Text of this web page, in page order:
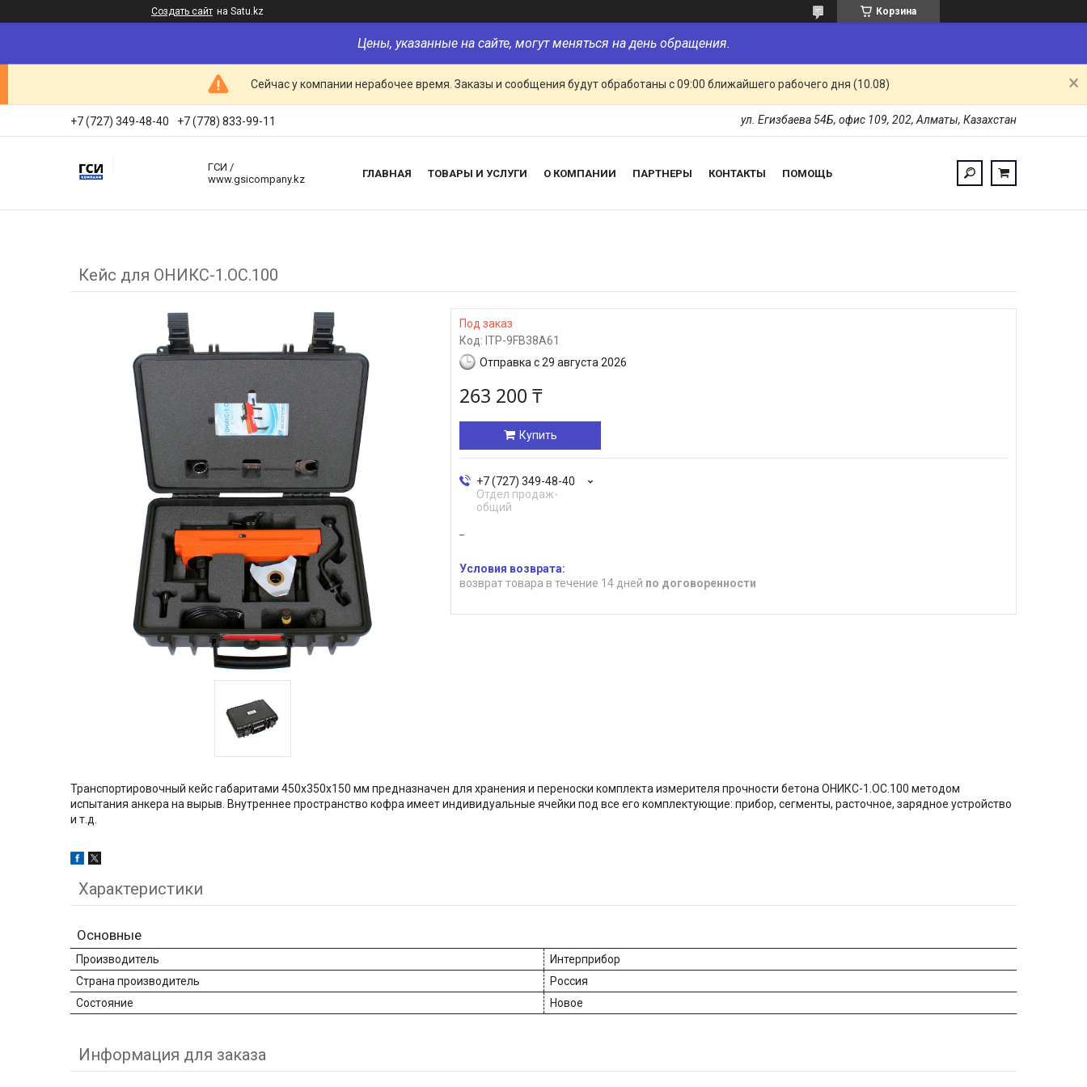
Создать сайт на Satu.kz Корзина
Цены, указанные на сайте, могут меняться на день обращения.
Сейчас у компании нерабочее время. Заказы и сообщения будут обработаны с 09:00 ближайшего рабочего дня (10.08)
+7 (727) 349-48-40 +7 (778) 833-99-11 ул. Егизбаева 54Б, офис 109, 202, Алматы, Казахстан
ГСИ /
www.gsicompany.kz
ГЛАВНАЯ ТОВАРЫ И УСЛУГИ О КОМПАНИИ ПАРТНЕРЫ КОНТАКТЫ ПОМОЩЬ
Кейс для ОНИКС-1.ОС.100
Под заказ
Код: ITP-9FB38A61
Отправка с 29 августа 2026
263 200 ₸
Купить
+7 (727) 349-48-40
Отдел продаж-
общий
возврат товара в течение 14 дней по договоренности
Транспортировочный кейс габаритами 450х350х150 мм предназначен для хранения и переноски комплекта измерителя прочности бетона ОНИКС-1.ОС.100 методом
испытания анкера на вырыв. Внутреннее пространство кофра имеет индивидуальные ячейки под все его комплектующие: прибор, сегменты, расточное, зарядное устройство
и т.д.
Характеристики
Основные
Производитель
Интерприбор
Страна производитель
Россия
Состояние
Новое
Информация для заказа